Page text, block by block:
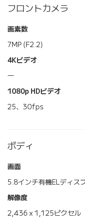
フロントカメラ
画素数
7MP (F2.2)
4Kビデオ
―
1080p HDビデオ
25、30fps
ボディ
画面
5.8インチ有機ELディス
解像度
2,436 x 1,125ピクセル